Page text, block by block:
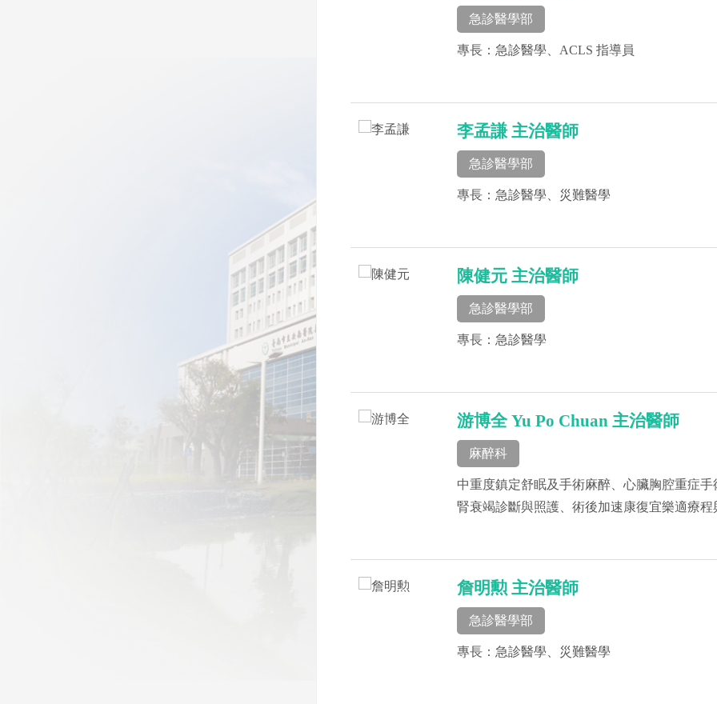
急診醫學部
專長：急診醫學、ACLS 指導員
李孟謙 主治醫師
急診醫學部
專長：急診醫學、災難醫學
陳健元 主治醫師
急診醫學部
專長：急診醫學
游博全 Yu Po Chuan 主治醫師
麻醉科
中重度鎮定舒眠及手術麻醉、心臟胸腔重症
腎衰竭診斷與照護、術後加速康復宜樂適療
詹明勲 主治醫師
急診醫學部
專長：急診醫學、災難醫學